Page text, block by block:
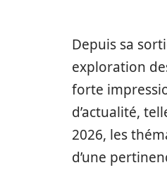
Depuis sa
exploration
forte
d’actualité,
2026, les
d’une